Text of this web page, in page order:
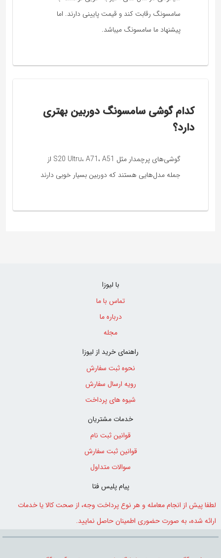
سامسونگ رقابت کند و قیمت پایینی دارند. اما
پیشنهاد ما سامسونگ میباشد.
کدام گوشی سامسونگ دوربین بهتری
دارد؟
گوشی‌های پرچمدار مثل S20 Ultru، A71، A51 از
جمله مدل‌هایی هستند که دوربین بسیار خوبی دارند
با لیوزا
تماس با ما
درباره ما
مجله
راهنمای خرید از لیوزا
نحوه ثبت سفارش
رویه ارسال سفارش
شیوه های پرداخت
خدمات مشتریان
قوانین ثبت نام
قوانین ثبت سفارش
سوالات متداول
پیام پلیس فتا
لطفا پیش از انجام معامله و هر نوع پرداخت وجه، از صحت کالا یا خدمات
ارائه شده، به صورت حضوری اطمینان حاصل نمایید.